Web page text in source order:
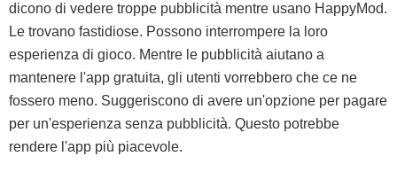
dicono di vedere troppe pubblicità mentre usano HappyMod.
Le trovano fastidiose. Possono interrompere la loro
esperienza di gioco. Mentre le pubblicità aiutano a
mantenere l'app gratuita, gli utenti vorrebbero che ce ne
fossero meno. Suggeriscono di avere un'opzione per pagare
per un'esperienza senza pubblicità. Questo potrebbe
rendere l'app più piacevole.